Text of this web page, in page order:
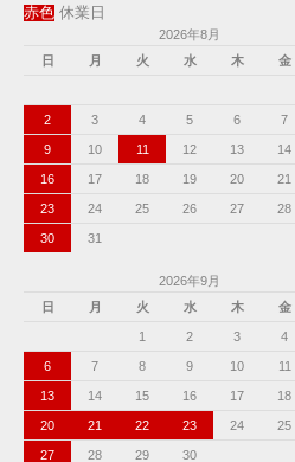
赤色 休業日
2026年8月
日
月 火 水 木 金
2 3 4 5 6 7
9 10 11 12 13 14
16 17 18 19 20 21
23 24 25 26 27 28
30 31
2026年9月
日
月 火 水 木 金
1 2 3 4
6 7 8 9 10 11
13 14 15 16 17 18
20 21 22 23 24 25
27 28 29 30